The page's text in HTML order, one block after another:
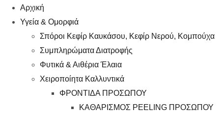
Αρχική
Υγεία & Ομορφιά
Σπόροι Κεφίρ Καυκάσου, Κεφίρ Νερού, Κομπούχα
Συμπληρώματα Διατροφής
Φυτικά & Αιθέρια Έλαια
Χειροποίητα Καλλυντικά
ΦΡΟΝΤΙΔΑ ΠΡΟΣΩΠΟΥ
ΚΑΘΑΡΙΣΜΟΣ PEELING ΠΡΟΣΩΠΟΥ